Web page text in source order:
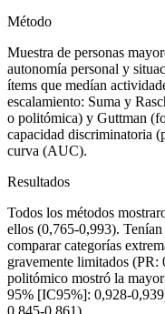
Método
Muestra de personas
autonomía personal y
ítems que medían
escalamiento: Suma y
o politómica) y Guttman
capacidad discriminatoria
curva (AUC).
Resultados
Todos los métodos
ellos (0,765-0,993).
comparar categorías
gravemente limitados
politómico mostró la
95% [IC95%]: 0,928-